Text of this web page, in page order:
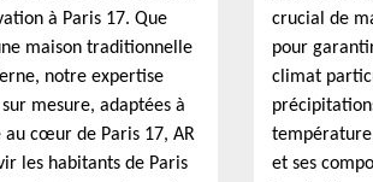
à Paris 17. Que
maison traditionnelle
notre expertise
mesure, adaptées à
au cœur de Paris 17, AR
les habitants de Paris
crucial de
pour
climat
et ses